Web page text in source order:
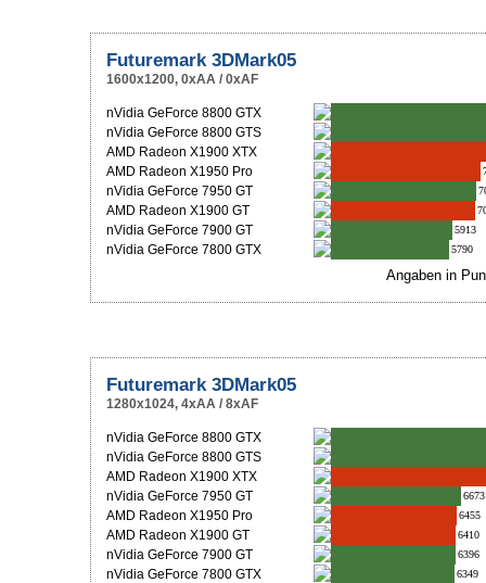
Futuremark 3DMark05
1600x1200, 0xAA / 0xAF
nVidia GeForce 8800 GTX
nVidia GeForce 8800 GTS
AMD Radeon X1900 XTX
AMD Radeon X1950 Pro
nVidia GeForce 7950 GT
AMD Radeon X1900 GT
nVidia GeForce 7900 GT 5913
nVidia GeForce 7800 GTX 5790
Angaben in
Futuremark 3DMark05
1280x1024, 4xAA / 8xAF
nVidia GeForce 8800 GTX
nVidia GeForce 8800 GTS
AMD Radeon X1900 XTX
nVidia GeForce 7950 GT
6673
AMD Radeon X1950 Pro 6455
AMD Radeon X1900 GT 6410
nVidia GeForce 7900 GT 6396
nVidia GeForce 7800 GTX 6349